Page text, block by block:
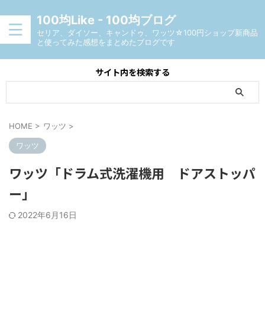
100均Like - 100均ブログ
セリア、ダイソー、キャンドゥ、ワッツ☆100円ショップ新商品
と使ってみた感想をまとめたブログです
サイト内を検索する
HOME > ワッツ >
ワッツ
ワッツ「ドラム式洗濯機用 ドアストッパ
ー」
2022年6月16日